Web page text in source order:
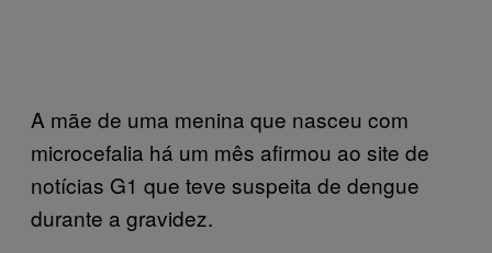
A mãe de uma menina que nasceu com
microcefalia há um mês afirmou ao site de
notícias G1 que teve suspeita de dengue
durante a gravidez.